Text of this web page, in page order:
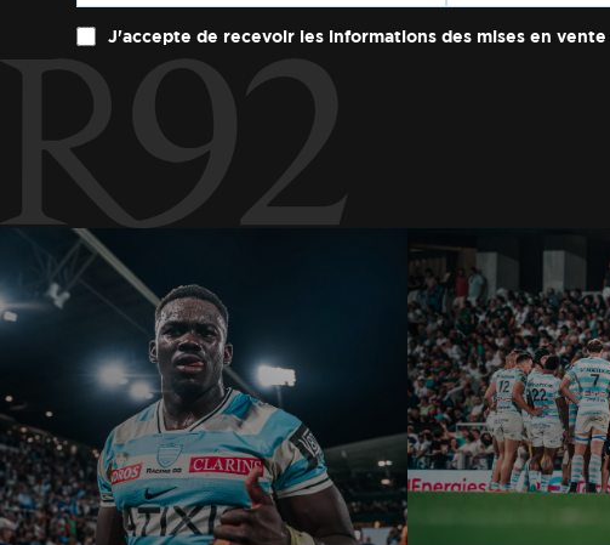
J'accepte de recevoir les informations des mises en